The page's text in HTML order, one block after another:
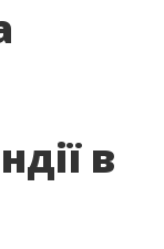
в